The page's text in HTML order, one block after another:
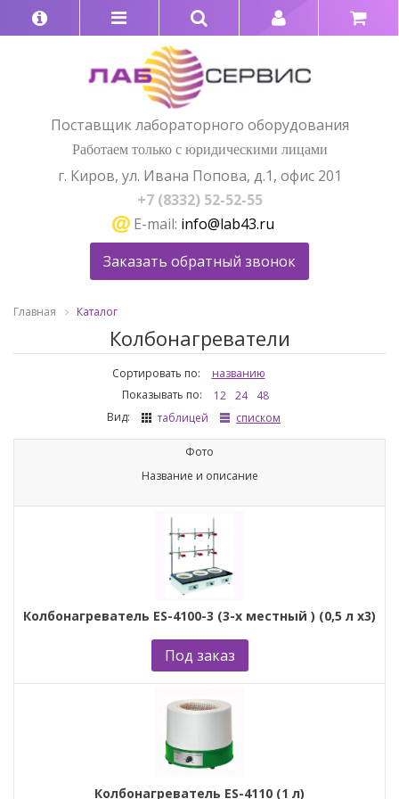
Поставщик лабораторного оборудования
Работаем только с юридическими лицами
г. Киров, ул. Ивана Попова, д.1, офис 201
+7 (8332) 52-52-55
E-mail: info@lab43.ru
Заказать обратный звонок
Главная Каталог
Колбонагреватели
Сортировать по:
названию
Показывать по:
12 24
48
Вид:
таблицей списком
Фото
Название и описание
Колбонагреватель ES-4100-3 (3-х местный ) (0,5 л x3)
Под заказ
Колбонагреватель ES-4110 (1 л)